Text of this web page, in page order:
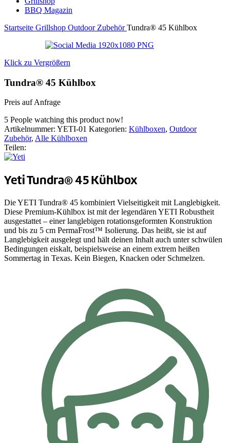
BBQ Magazin
Startseite Grillshop Outdoor ZubehörTundra® 45 Kühlbox
Klick zu Vergrößern
Tundra® 45 Kühlbox
Preis auf Anfrage
5 People watching this product now!
Artikelnummer: YETI-01 Kategorien: Kühlboxen, Outdoor
Zubehör, Alle Kühlboxen
Teilen:
Yeti Tundra® 45 Kühlbox
Die YETI Tundra® 45 kombiniert Vielseitigkeit mit Langlebigkeit.
Diese Premium-Kühlbox ist mit der legendären YETI Robustheit
ausgestattet – einer langlebigen rotationsgeformten Konstruktion
und bis zu 5 cm PermaFrost™ Isolierung. Das heißt, sie ist auf
Langlebigkeit ausgelegt und hält deinen Inhalt auch unter schwülen
Bedingungen eiskalt, beispielsweise an einem extrem heißen
Sommertag in Texas. Kein Biegen, Knacken oder Schmelzen.